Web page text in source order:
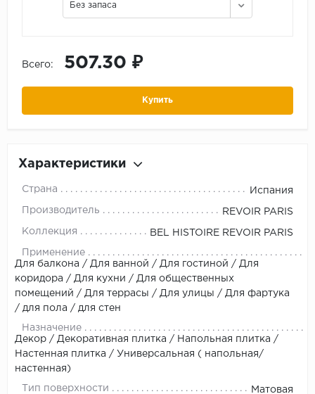
Без запаса
Всего: 507.30 ₽
Купить
Характеристики
Страна Испания
Производитель REVOIR PARIS
Коллекция BEL HISTOIRE REVOIR PARIS
Применение
Для балкона / Для ванной / Для гостиной / Для
коридора / Для кухни / Для общественных
помещений / Для террасы / Для улицы / Для фартука
/ для пола / для стен
Назначение
Декор / Декоративная плитка / Напольная плитка /
Настенная плитка / Универсальная ( напольная/
настенная)
Тип поверхности Матовая